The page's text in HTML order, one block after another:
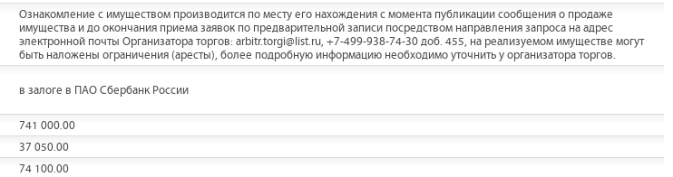
Ознакомление с имуществом производится по месту его нахождения с момента публикации сообщения о продаже
имущества и до окончания приема заявок по предварительной записи посредством направления запроса на адрес
электронной почты Организатора торгов: arbitr.torgi@list.ru, +7-499-938-74-30 доб. 455, на реализуемом имуществе могут
быть наложены ограничения (аресты), более подробную информацию необходимо уточнить у организатора торгов.
в залоге в ПАО Сбербанк России
741 000.00
37 050.00
74 100.00